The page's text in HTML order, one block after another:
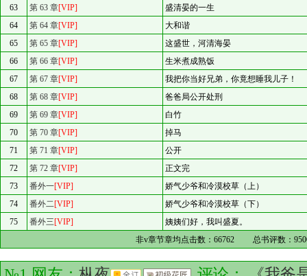
63
第 63 章[VIP]
盛清晏的一生
64
第 64 章[VIP]
大和谐
65
第 65 章[VIP]
这盛世，河清海晏
66
第 66 章[VIP]
生米煮成熟饭
67
第 67 章[VIP]
我把你当好兄弟，你竟想睡我儿子！
68
第 68 章[VIP]
爸爸局公开处刑
69
第 69 章[VIP]
白竹
70
第 70 章[VIP]
掉马
71
第 71 章[VIP]
公开
72
第 72 章[VIP]
正文完
73
番外一[VIP]
娇气少爷和冷漠校草（上）
74
番外二[VIP]
娇气少爷和冷漠校草（下）
75
番外三[VIP]
姨姨们好，我叫盛夏。
非v章节章均点击数： 66762 总书评数：